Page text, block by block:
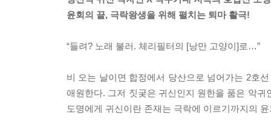
윤회의 끝, 극락왕생을 위해 펼치는 퇴마 활극!
“들려? 노래 불러. 체리필터의 [낭만 고양이]로…”
비 오는 날이면 합정에서 당산으로 넘어가는 2호
애원한다. 그저 짓궂은 귀신인지 원한을 품은 악
도명에게 귀신이란 존재는 극락에 이르기까지의